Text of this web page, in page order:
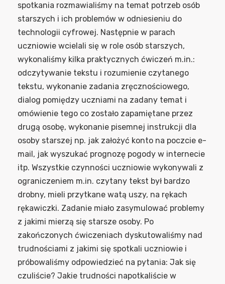
spotkania rozmawialiśmy na temat potrzeb osób
starszych i ich problemów w odniesieniu do
technologii cyfrowej. Następnie w parach
uczniowie wcielali się w role osób starszych,
wykonaliśmy kilka praktycznych ćwiczeń m.in.:
odczytywanie tekstu i rozumienie czytanego
tekstu, wykonanie zadania zręcznościowego,
dialog pomiędzy uczniami na zadany temat i
omówienie tego co zostało zapamiętane przez
drugą osobę, wykonanie pisemnej instrukcji dla
osoby starszej np. jak założyć konto na poczcie e-
mail, jak wyszukać prognozę pogody w internecie
itp. Wszystkie czynności uczniowie wykonywali z
ograniczeniem m.in. czytany tekst był bardzo
drobny, mieli przytkane watą uszy, na rękach
rękawiczki. Zadanie miało zasymulować problemy
z jakimi mierzą się starsze osoby. Po
zakończonych ćwiczeniach dyskutowaliśmy nad
trudnościami z jakimi się spotkali uczniowie i
próbowaliśmy odpowiedzieć na pytania: Jak się
czuliście? Jakie trudności napotkaliście w